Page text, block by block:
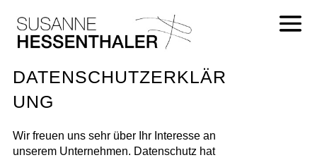
DATENSCHUTZERKLÄR
UNG
Wir freuen uns sehr über Ihr Interesse an
unserem Unternehmen. Datenschutz hat